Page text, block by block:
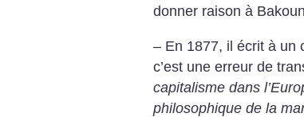
donner raison à
– En 1877, il écrit à un
c’est une erreur de
capitalisme dans
philosophique de la